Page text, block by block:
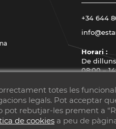
un lloc com
+34 644
Horari :
De
08:00 –
totes les
legals. Pot acceptar
rebutjar-les prement a
de cookies a peu de